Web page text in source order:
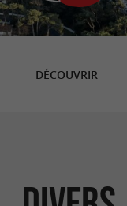
DÉCOUVRIR